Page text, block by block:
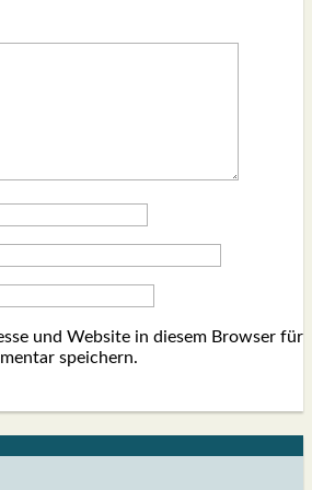
und Website in diesem Browser für
speichern.